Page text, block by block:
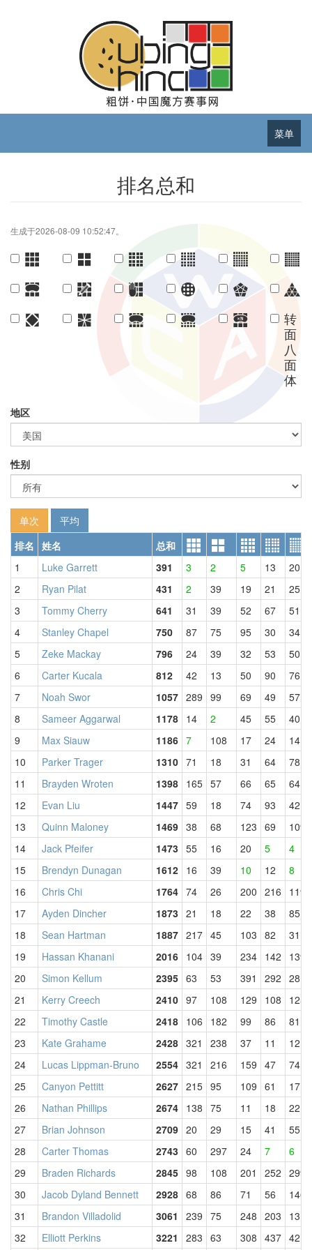
菜单
排名总和
生成于2026-08-09 10:52:47。
地区
性别
单次
平均
排名 姓名
总和
1
Luke Garrett 391 3 2 5 13
20
2
Ryan Pilat 431 2 39 19 21
25
3
Tommy Cherry 641 31 39 52 67
51
4
Stanley Chapel 750 87 75 95 30
34
5
Zeke Mackay 796 24 39 32 53
50
6
Carter Kucala 812 42 13 50 90
76
7
Noah Swor 1057 289 99 69 49
57
8
Sameer Aggarwal 1178 14 2 45 55
40
9
Max Siauw 1186 7 108 17 24
14
10
Parker Trager 1310 71 18 31 64
78
11
Brayden Wroten 1398 165 57 66 65
64
12
Evan Liu 1447 59 18 74 93
42
13
Quinn Maloney 1469 38 68 123 69
109
14
Jack Pfeifer 1473 55 16 20 5
4
15
Brendyn Dunagan 1612 16 39 10 12
8
16
Chris Chi 1764 74 26 200 216
119
17
Ayden Dincher 1873 21 18 22 38
85
18
Sean Hartman 1887 217 45 103 82
31
19
Hassan Khanani 2016 104 39 234 142
139
20
Simon Kellum 2395 63 53 391 292 281
21
Kerry Creech 2410 97 108 129 108
125
22
Timothy Castle 2418 106 182 99 86
81
23
Kate Grahame 2428 321 238 37 11
12
24
Lucas Lippman-Bruno 2554 321 216 159 47
74
25
Canyon Pettitt 2627 215 95 109 61
171
26
Nathan Phillips 2674 138 75 11 18
22
27
Brian Johnson 2709 20 29 15 41
55
28
Carter Thomas 2743 60 297 24 7
6
29
Braden Richards 2845 98 108 201 252 299
30
Jacob Dyland Bennett 2928 68 86 71 56
146
31
Brandon Villadolid 3061 239 75 248 203
131
32
Elliott Perkins 3221 283 63 308 437 421